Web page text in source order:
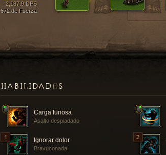
2,187.9 DPS
672 de Fuerza
HABILIDADES
Carga furiosa
Asalto despiadado
Ignorar dolor
Bravuconada